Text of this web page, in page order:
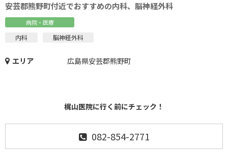
安芸郡熊野町付近でおすすめの内科、脳神経外科
病院・医療
内科 脳神経外科
エリア 広島県安芸郡熊野町
梶山医院に行く前にチェック！
082-854-2771